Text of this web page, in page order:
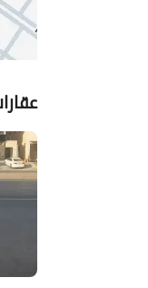
الحي
اسم
الرمز
نوع
نوع